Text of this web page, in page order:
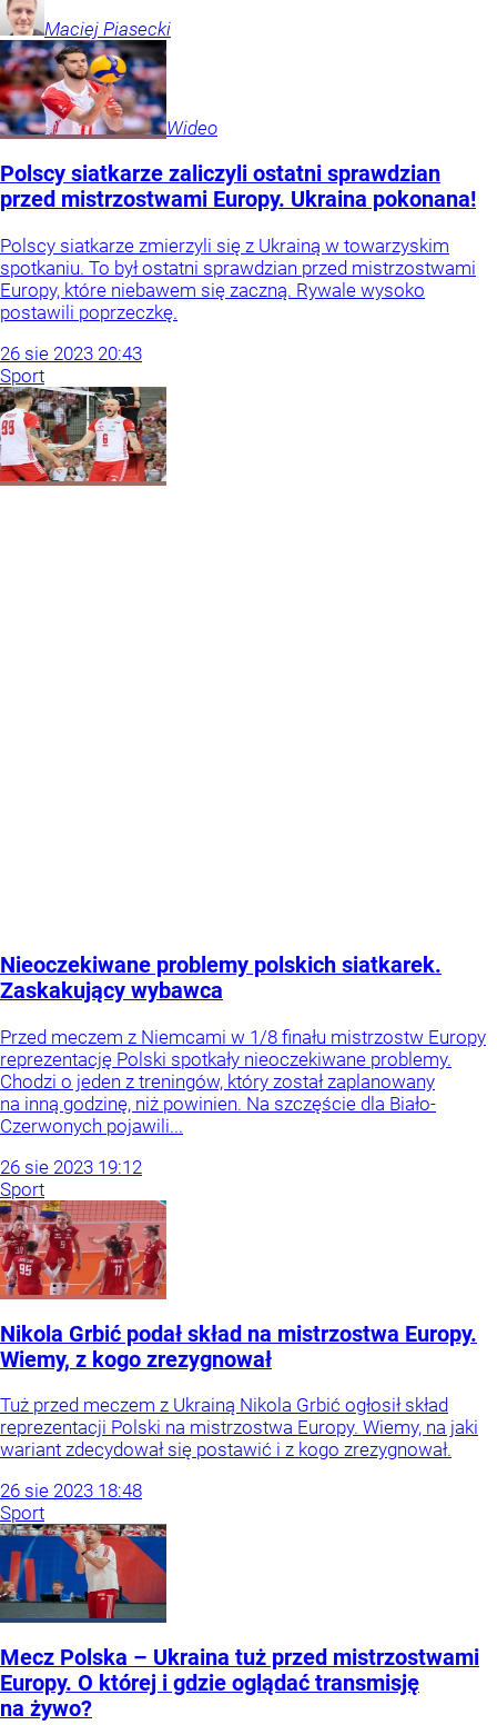
Maciej Piasecki
Wideo
Polscy siatkarze zaliczyli ostatni sprawdzian
przed mistrzostwami Europy. Ukraina pokonana!
Polscy siatkarze zmierzyli się z Ukrainą w towarzyskim
spotkaniu. To był ostatni sprawdzian przed mistrzostwami
Europy, które niebawem się zaczną. Rywale wysoko
postawili poprzeczkę.
26 sie 2023 20:43
Sport
Nieoczekiwane problemy polskich siatkarek.
Zaskakujący wybawca
Przed meczem z Niemcami w 1/8 finału mistrzostw Europy
reprezentację Polski spotkały nieoczekiwane problemy.
Chodzi o jeden z treningów, który został zaplanowany
na inną godzinę, niż powinien. Na szczęście dla Biało-
Czerwonych pojawili...
26 sie 2023 19:12
Sport
Nikola Grbić podał skład na mistrzostwa Europy.
Wiemy, z kogo zrezygnował
Tuż przed meczem z Ukrainą Nikola Grbić ogłosił skład
reprezentacji Polski na mistrzostwa Europy. Wiemy, na jaki
wariant zdecydował się postawić i z kogo zrezygnował.
26 sie 2023 18:48
Sport
Mecz Polska – Ukraina tuż przed mistrzostwami
Europy. O której i gdzie oglądać transmisję
na żywo?